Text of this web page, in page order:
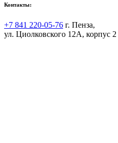
Контакты:
+7 841 220-05-76 г. Пенза,
ул. Циолковского 12А, корпус 2